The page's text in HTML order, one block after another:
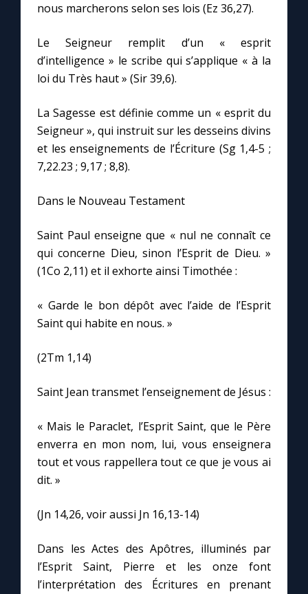
À la une
1000 Raisons de Croire
Chapelet pour le monde
Marie de Nazareth
nous marcherons selon ses lois (Ez 36,27).
Le Seigneur remplit d’un « esprit
d’intelligence » le scribe qui s’applique « à la
loi du Très haut » (Sir 39,6).
La Sagesse est définie comme un « esprit du
Seigneur », qui instruit sur les desseins divins
et les enseignements de l’Écriture (Sg 1,4-5 ;
7,22.23 ; 9,17 ; 8,8).
Dans le Nouveau Testament
Saint Paul enseigne que « nul ne connaît ce
qui concerne Dieu, sinon l’Esprit de Dieu. »
(1Co 2,11) et il exhorte ainsi Timothée :
« Garde le bon dépôt avec l’aide de l’Esprit
Saint qui habite en nous. »
(2Tm 1,14)
Saint Jean transmet l’enseignement de Jésus :
« Mais le Paraclet, l’Esprit Saint, que le Père
enverra en mon nom, lui, vous enseignera
tout et vous rappellera tout ce que je vous ai
dit. »
(Jn 14,26, voir aussi Jn 16,13-14)
Dans les Actes des Apôtres, illuminés par
l’Esprit Saint, Pierre et les onze font
l’interprétation des Écritures en prenant